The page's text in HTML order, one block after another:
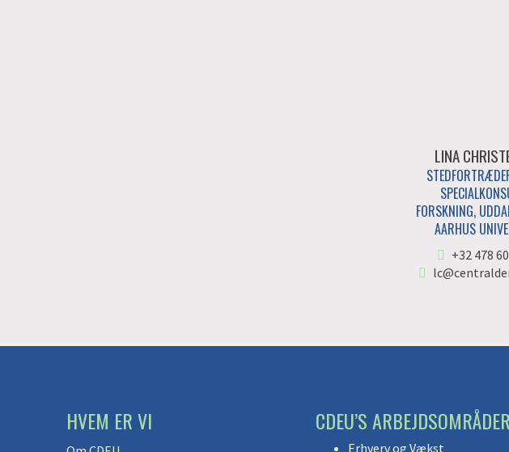
LINA
FORSKNING,
AARHUS
+32 478
HVEM ER VI CDEU’S ARBEJDSOMRÅDER
Erhverv og Vækst